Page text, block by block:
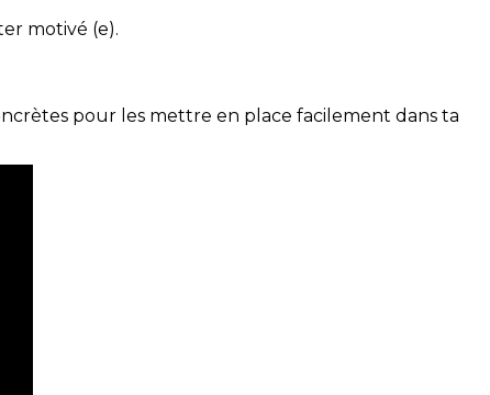
motivé (e).
pour les mettre en place facilement dans ta